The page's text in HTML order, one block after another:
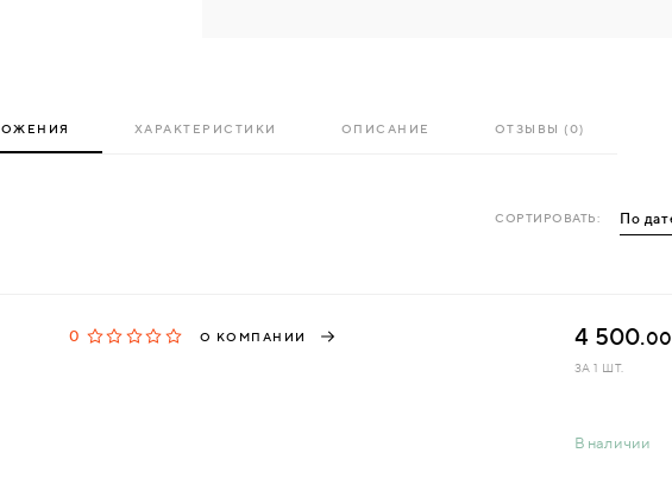
ХАРАКТЕРИСТИКИ ОПИСАНИЕ ОТЗЫВЫ (0)
СОРТИРОВАТЬ:
0 О КОМПАНИИ
В наличии
4 500.00
ЗА 1 ШТ.